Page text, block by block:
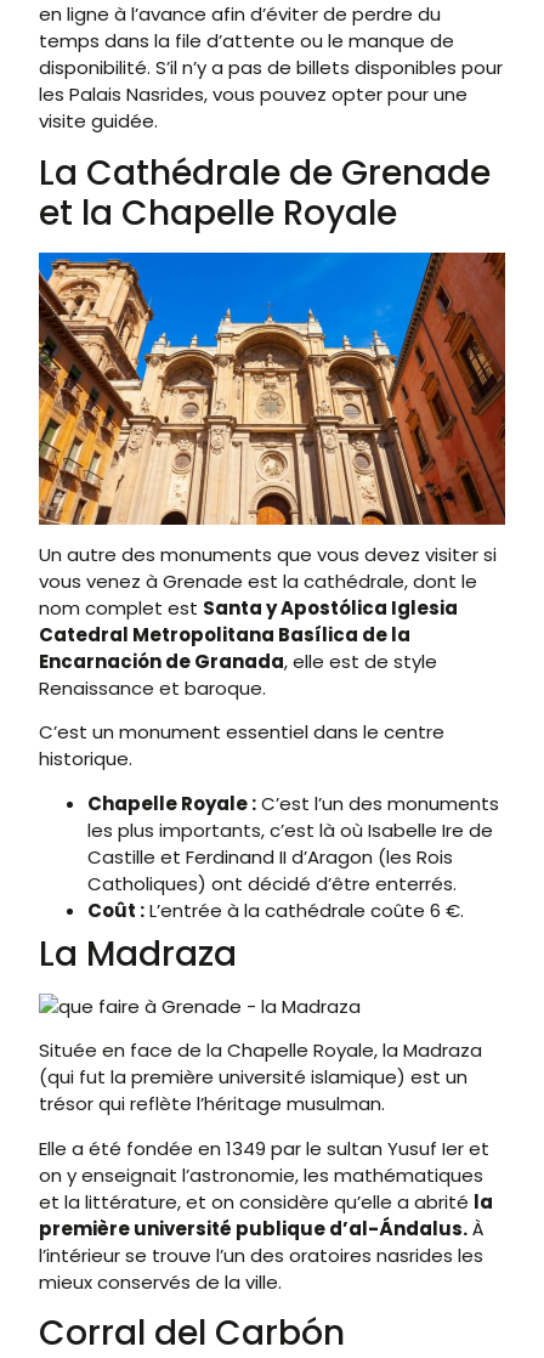
en ligne à l’avance afin d’éviter de perdre du
temps dans la file d’attente ou le manque de
disponibilité. S’il n’y a pas de billets disponibles pour
les Palais Nasrides, vous pouvez opter pour une
visite guidée.
La Cathédrale de Grenade
et la Chapelle Royale
Un autre des monuments que vous devez visiter si
vous venez à Grenade est la cathédrale, dont le
nom complet est Santa y Apostólica Iglesia
Catedral Metropolitana Basílica de la
Encarnación de Granada, elle est de style
Renaissance et baroque.
C’est un monument essentiel dans le centre
historique.
Chapelle Royale :C’est l’un des monuments
les plus importants, c’est là où Isabelle Ire de
Castille et Ferdinand II d’Aragon (les Rois
Catholiques) ont décidé d’être enterrés.
Coût :L’entrée à la cathédrale coûte 6 €.
La Madraza
Située en face de la Chapelle Royale, la Madraza
(qui fut la première université islamique) est un
trésor qui reflète l’héritage musulman.
Elle a été fondée en 1349 par le sultan Yusuf Ier et
on y enseignait l’astronomie, les mathématiques
et la littérature, et on considère qu’elle a abrité la
première université publique d’al-Ándalus.À
l’intérieur se trouve l’un des oratoires nasrides les
mieux conservés de la ville.
Corral del Carbón